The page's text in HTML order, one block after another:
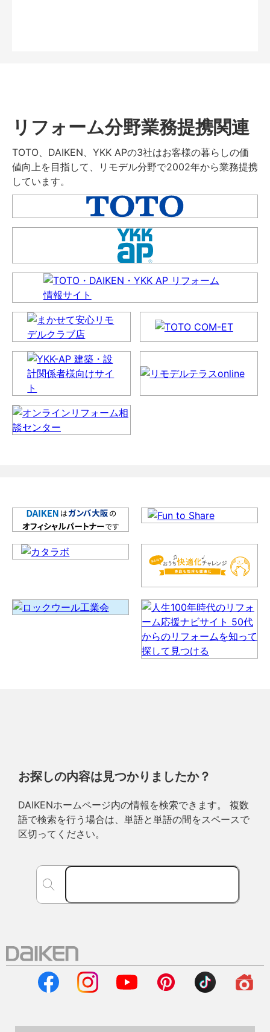
リフォーム分野業務提携関連
TOTO、DAIKEN、YKK APの3社はお客様の暮らしの価
値向上を目指して、リモデル分野で2002年から業務提携
しています。
お探しの内容は見つかりましたか？
DAIKENホームページ内の情報を検索できます。 複数
語で検索を行う場合は、単語と単語の間をスペースで
区切ってください。